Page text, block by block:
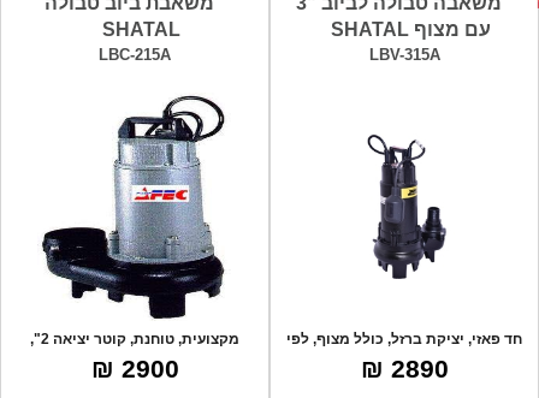
עם מצוף SHATAL
LBV-315A
חד פאזי, יציקת ברזל, כולל מצוף, לפי
דריש
2890 ₪
SHATAL
LBC-215A
מקצועית, טוחנת, קוטר יציאה 2",
הספק - 70
2900 ₪